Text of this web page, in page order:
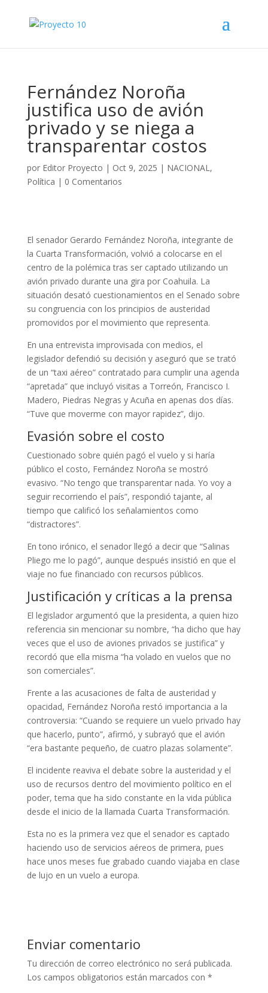
Fernández Noroña
justifica uso de avión
privado y se niega a
transparentar costos
por Editor Proyecto | Oct 9, 2025 | NACIONAL,
Política | 0 Comentarios
El senador Gerardo Fernández Noroña, integrante de
la Cuarta Transformación, volvió a colocarse en el
centro de la polémica tras ser captado utilizando un
avión privado durante una gira por Coahuila. La
situación desató cuestionamientos en el Senado sobre
su congruencia con los principios de austeridad
promovidos por el movimiento que representa.
En una entrevista improvisada con medios, el
legislador defendió su decisión y aseguró que se trató
de un “taxi aéreo” contratado para cumplir una agenda
“apretada” que incluyó visitas a Torreón, Francisco I.
Madero, Piedras Negras y Acuña en apenas dos días.
“Tuve que moverme con mayor rapidez”, dijo.
Evasión sobre el costo
Cuestionado sobre quién pagó el vuelo y si haría
público el costo, Fernández Noroña se mostró
evasivo. “No tengo que transparentar nada. Yo voy a
seguir recorriendo el país”, respondió tajante, al
tiempo que calificó los señalamientos como
“distractores”.
En tono irónico, el senador llegó a decir que “Salinas
Pliego me lo pagó”, aunque después insistió en que el
viaje no fue financiado con recursos públicos.
Justificación y críticas a la prensa
El legislador argumentó que la presidenta, a quien hizo
referencia sin mencionar su nombre, “ha dicho que hay
veces que el uso de aviones privados se justifica” y
recordó que ella misma “ha volado en vuelos que no
son comerciales”.
Frente a las acusaciones de falta de austeridad y
opacidad, Fernández Noroña restó importancia a la
controversia: “Cuando se requiere un vuelo privado hay
que hacerlo, punto”, afirmó, y subrayó que el avión
“era bastante pequeño, de cuatro plazas solamente”.
El incidente reaviva el debate sobre la austeridad y el
uso de recursos dentro del movimiento político en el
poder, tema que ha sido constante en la vida pública
desde el inicio de la llamada Cuarta Transformación.
Esta no es la primera vez que el senador es captado
haciendo uso de servicios aéreos de primera, pues
hace unos meses fue grabado cuando viajaba en clase
de lujo en un vuelo a europa.
Enviar comentario
Tu dirección de correo electrónico no será publicada.
Los campos obligatorios están marcados con *